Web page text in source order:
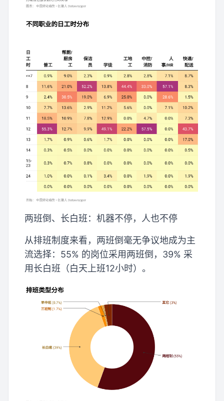
两班倒、长白班：机器不停，人也不停
从排班制度来看，两班倒毫无争议地成为主
流选择：55% 的岗位采用两班倒，39% 采
用长白班（白天上班12小时）。